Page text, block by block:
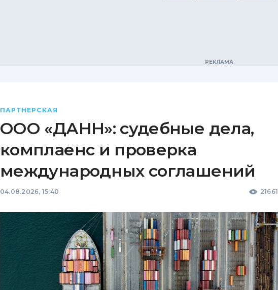
ПАРТНЕРСКАЯ
ООО «ДАНН»: судебные дела,
комплаенс и проверка
международных соглашений
04.08.2026, 15:40 21661